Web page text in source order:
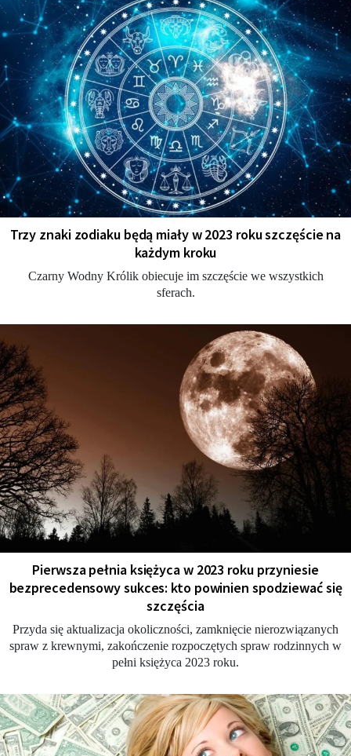
Trzy znaki zodiaku będą miały w 2023 roku szczęście na
każdym kroku
Czarny Wodny Królik obiecuje im szczęście we wszystkich
sferach.
Pierwsza pełnia księżyca w 2023 roku przyniesie
bezprecedensowy sukces: kto powinien spodziewać się
szczęścia
Przyda się aktualizacja okoliczności, zamknięcie nierozwiązanych
spraw z krewnymi, zakończenie rozpoczętych spraw rodzinnych w
pełni księżyca 2023 roku.